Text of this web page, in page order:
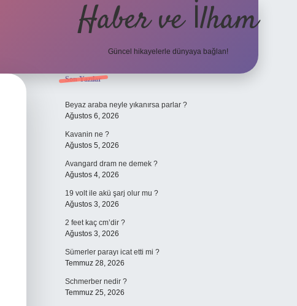
Haber ve İlham
Güncel hikayelerle dünyaya bağlan!
Sidebar
Son Yazılar
Beyaz araba neyle yıkanırsa parlar ?
Ağustos 6, 2026
Kavanin ne ?
Ağustos 5, 2026
Avangard dram ne demek ?
Ağustos 4, 2026
19 volt ile akü şarj olur mu ?
Ağustos 3, 2026
2 feet kaç cm’dir ?
Ağustos 3, 2026
Sümerler parayı icat etti mi ?
Temmuz 28, 2026
Schmerber nedir ?
Temmuz 25, 2026